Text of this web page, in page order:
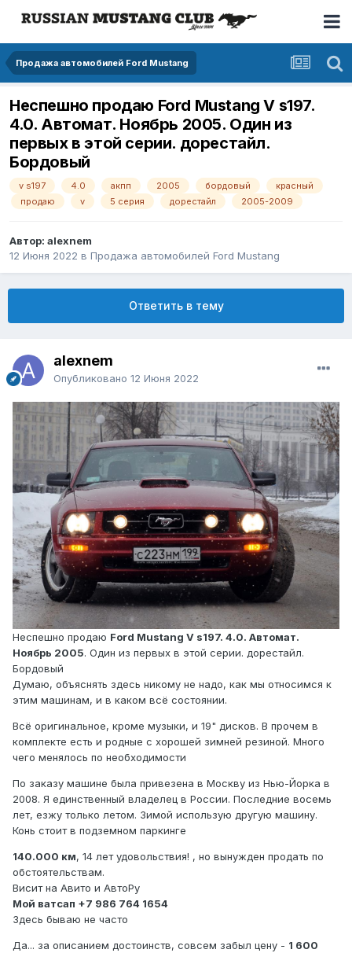
Продажа автомобилей Ford Mustang
Неспешно продаю Ford Mustang V s197.
4.0. Автомат. Ноябрь 2005. Один из
первых в этой серии. дорестайл.
Бордовый
v s197 4.0 акпп 2005 бордовый
красный
продаю
v 5 серия дорестайл 2005-2009
Автор: alexnem
12 Июня 2022 в Продажа автомобилей Ford Mustang
Ответить в тему
alexnem
Опубликовано 12 Июня 2022
Неспешно продаю Ford Mustang V s197. 4.0. Автомат.
Ноябрь 2005. Один из первых в этой серии. дорестайл.
Бордовый
Думаю, объяснять здесь никому не надо, как мы относимся к
этим машинам, и в каком всё состоянии.
Всё оригинальное, кроме музыки, и 19" дисков. В прочем в
комплекте есть и родные с хорошей зимней резиной. Много
чего менялось по необходимости
По заказу машине была привезена в Москву из Нью-Йорка в
2008. Я единственный владелец в России. Последние восемь
лет, езжу только летом. Зимой использую другую машину.
Конь стоит в подземном паркинге
140.000 км, 14 лет удовольствия! , но вынужден продать по
обстоятельствам.
Висит на Авито и АвтоРу
Мой ватсап +7 986 764 1654
Здесь бываю не часто
Да... за описанием достоинств, совсем забыл цену - 1 600